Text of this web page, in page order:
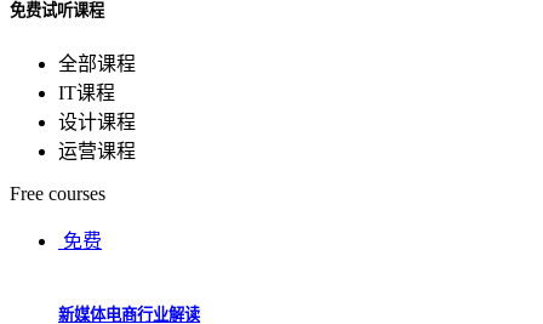
免费试听课程
全部课程
IT课程
设计课程
运营课程
Free courses
免费
新媒体电商行业解读